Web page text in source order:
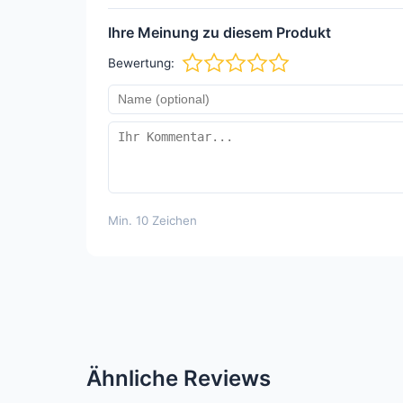
Ihre Meinung zu diesem Produkt
Bewertung:
Min. 10 Zeichen
Ähnliche Reviews